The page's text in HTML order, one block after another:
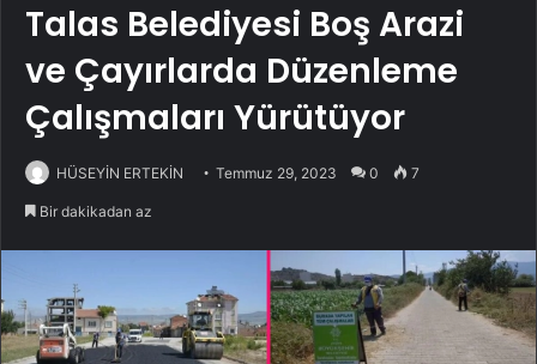
Talas Belediyesi Boş Arazi
ve Çayırlarda Düzenleme
Çalışmaları Yürütüyor
HÜSEYİN ERTEKİN Temmuz 29, 2023 0 7
Bir dakikadan az